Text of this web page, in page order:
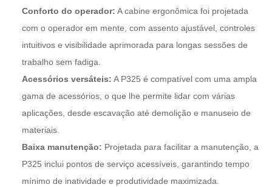
Conforto do operador: A cabine ergonômica foi projetada
com o operador em mente, com assento ajustável, controles
intuitivos e visibilidade aprimorada para longas sessões de
trabalho sem fadiga.
Acessórios versáteis: A P325 é compatível com uma ampla
gama de acessórios, o que lhe permite lidar com várias
aplicações, desde escavação até demolição e manuseio de
materiais.
Baixa manutenção: Projetada para facilitar a manutenção, a
P325 inclui pontos de serviço acessíveis, garantindo tempo
mínimo de inatividade e produtividade maximizada.